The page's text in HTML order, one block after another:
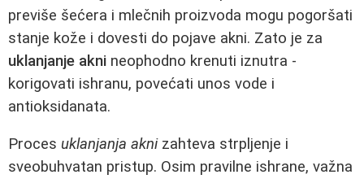
previše šećera i mlečnih proizvoda mogu pogoršati
stanje kože i dovesti do pojave akni. Zato je za
uklanjanje akni neophodno krenuti iznutra -
korigovati ishranu, povećati unos vode i
antioksidanata.
Proces uklanjanja aknizahteva strpljenje i
sveobuhvatan pristup. Osim pravilne ishrane, važna